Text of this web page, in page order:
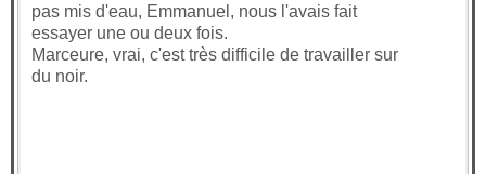
pas mis d'eau, Emmanuel, nous l'avais fait
essayer une ou deux fois.
Marceure, vrai, c'est très difficile de travailler sur
du noir.